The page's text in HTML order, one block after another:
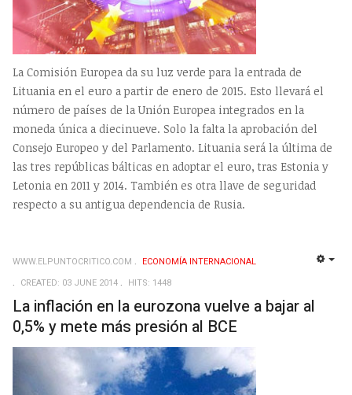
La Comisión Europea da su luz verde para la entrada de
Lituania en el euro a partir de enero de 2015. Esto llevará el
número de países de la Unión Europea integrados en la
moneda única a diecinueve. Solo la falta la aprobación del
Consejo Europeo y del Parlamento. Lituania será la última de
las tres repúblicas bálticas en adoptar el euro, tras Estonia y
Letonia en 2011 y 2014. También es otra llave de seguridad
respecto a su antigua dependencia de Rusia.
WWW.ELPUNTOCRITICO.COM
ECONOMÍA INTERNACIONAL
CREATED: 03 JUNE 2014
HITS: 1448
La inflación en la eurozona vuelve a bajar al
0,5% y mete más presión al BCE